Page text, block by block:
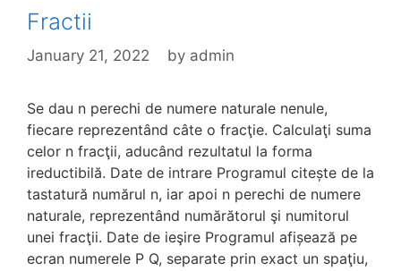
Fractii
January 21, 2022 by admin
Se dau n perechi de numere naturale nenule,
fiecare reprezentând câte o fracţie. Calculaţi suma
celor n fracţii, aducând rezultatul la forma
ireductibilă. Date de intrare Programul citește de la
tastatură numărul n, iar apoi n perechi de numere
naturale, reprezentând numărătorul şi numitorul
unei fracţii. Date de ieşire Programul afișează pe
ecran numerele P Q, separate prin exact un spaţiu,